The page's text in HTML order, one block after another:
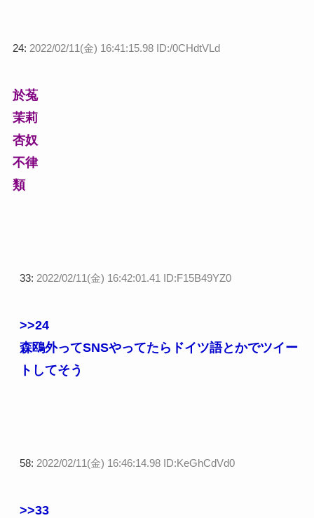
24: 2022/02/11(金) 16:41:15.98 ID:/0CHdtVLd
於菟
茉莉
杏奴
不律
類
33: 2022/02/11(金) 16:42:01.41 ID:F15B49YZ0
>>24
森鴎外ってSNSやってたらドイツ語とかでツイー
トしてそう
58: 2022/02/11(金) 16:46:14.98 ID:KeGhCdVd0
>>33